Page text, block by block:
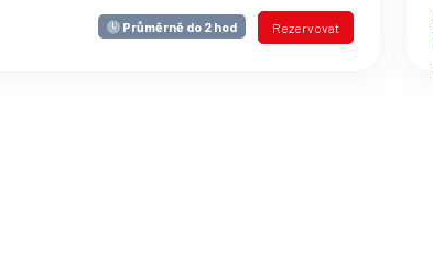
Průměrně do 2 hod Rezervovat